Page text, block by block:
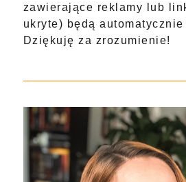
zawierające reklamy lub
ukryte) będą automatycznie
Dziękuję za zrozumienie!